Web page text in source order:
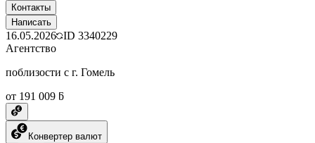
Контакты
Написать
16.05.2026 ID 3340229
Агентство
поблизости с г. Гомель
от 191 009 ƃ
Конвертер валют